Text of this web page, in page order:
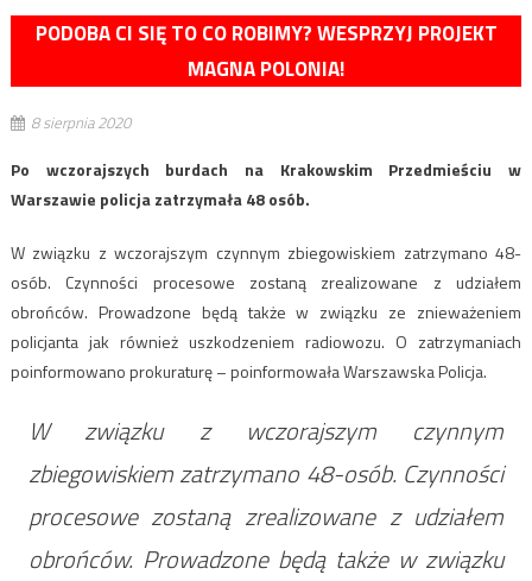
PODOBA CI SIĘ TO CO ROBIMY? WESPRZYJ PROJEKT
MAGNA POLONIA!
8 sierpnia 2020
Po wczorajszych burdach na Krakowskim Przedmieściu w
Warszawie policja zatrzymała 48 osób.
W związku z wczorajszym czynnym zbiegowiskiem zatrzymano 48-
osób. Czynności procesowe zostaną zrealizowane z udziałem
obrońców. Prowadzone będą także w związku ze znieważeniem
policjanta jak również uszkodzeniem radiowozu. O zatrzymaniach
poinformowano prokuraturę – poinformowała Warszawska Policja.
W związku z wczorajszym czynnym
zbiegowiskiem zatrzymano 48-osób. Czynności
procesowe zostaną zrealizowane z udziałem
obrońców. Prowadzone będą także w związku